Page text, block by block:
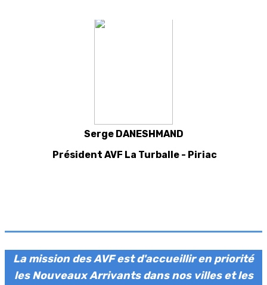
Serge DANESHMAND
Président AVF La Turballe - Piriac
La mission des AVF est d'accueillir en priorité
les Nouveaux Arrivants dans nos villes et les